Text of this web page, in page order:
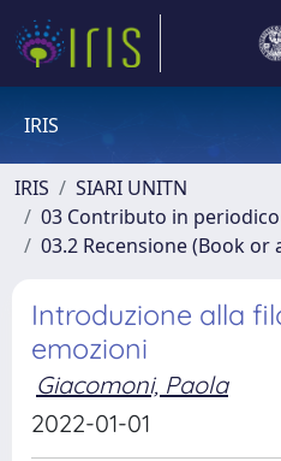
IRIS
IRIS
SIARI UNITN
03 Contributo in
03.2 Recensione (Book or
Introduzione alla
emozioni
Giacomoni, Paola
2022-01-01